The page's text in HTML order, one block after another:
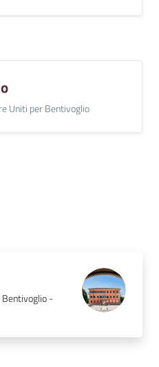
Uniti per Bentivoglio
Bentivoglio -